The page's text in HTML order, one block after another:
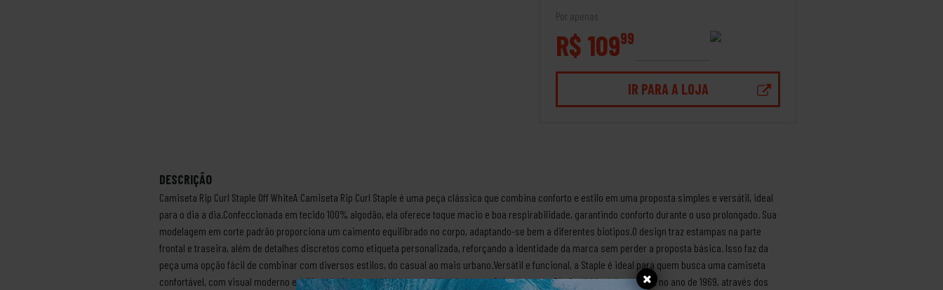
Por apenas
R$ 10999
IR PARA A LOJA
DESCRIÇÃO
Camiseta Rip Curl Staple Off WhiteA Camiseta Rip Curl Staple é uma peça clássica que combina conforto e estilo em uma proposta simples e versátil, ideal
para o dia a dia.Confeccionada em tecido 100% algodão, ela oferece toque macio e boa respirabilidade, garantindo conforto durante o uso prolongado. Sua
modelagem em corte padrão proporciona um caimento equilibrado no corpo, adaptando-se bem a diferentes biotipos.O design traz estampas na parte
frontal e traseira, além de detalhes discretos como etiqueta personalizada, reforçando a identidade da marca sem perder a proposta básica. Isso faz da
peça uma opção fácil de combinar com diversos estilos, do casual ao mais urbano.Versátil e funcional, a Staple é ideal para quem busca uma camiseta
confortável, com visual moderno e o lifestyle descontraído característico da marca.Sobre a marca Rip CurlA história começa no ano de 1969, através dos